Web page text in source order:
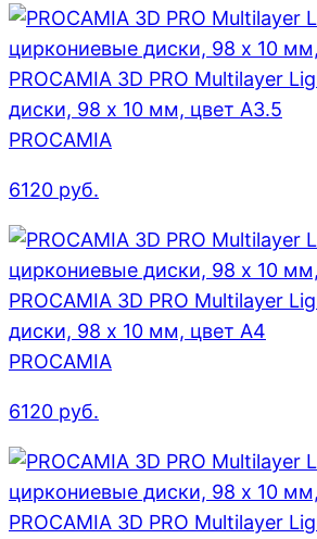
PROCAMIA 3D PRO Multilayer
диски, 98 х 10 мм, цвет A3.5
PROCAMIA
6120 руб.
PROCAMIA 3D PRO Multilayer
диски, 98 х 10 мм, цвет A4
PROCAMIA
6120 руб.
PROCAMIA 3D PRO Multilayer